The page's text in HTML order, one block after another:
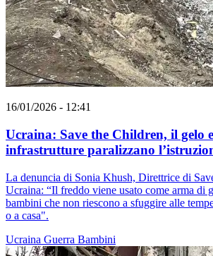
16/01/2026 - 12:41
Ucraina: Save the Children, il gelo
infrastrutture paralizzano
La denuncia di Sonia Khush, Direttrice di
Ucraina: “Il freddo viene usato come arma di
bambini che non riescono a sfuggire alle
o a casa".
Ucraina Guerra Bambini